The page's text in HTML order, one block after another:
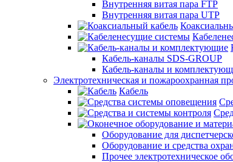
Внутренняя витая пара FTP
Внутренняя витая пара UTP
Кабель-каналы SDS-GROUP
Кабель-каналы и
Электротехническая и пожароохранная
Кабель
Оборудование для
Оборудование и средства
Прочее электротехническое